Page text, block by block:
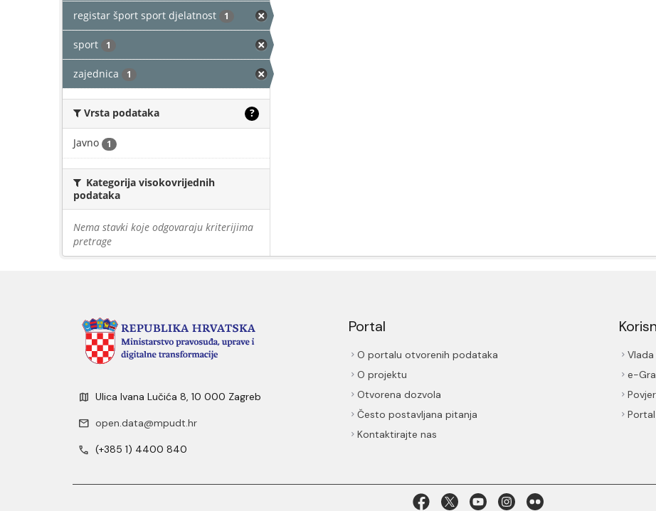
registar šport sport djelatnost 1
sport 1
zajednica 1
Vrsta podataka ?
Javno 1
Kategorija visokovrijednih
podataka
Nema stavki koje odgovaraju kriterijima
pretrage